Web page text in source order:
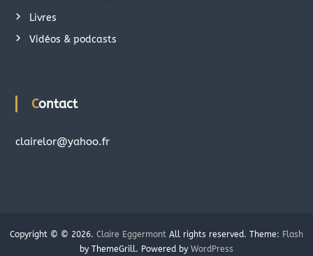
Livres
Vidéos & podcasts
Contact
clairelor@yahoo.fr
Copyright © © 2026. Claire Eggermont All rights reserved. Theme: Flash
by ThemeGrill. Powered by WordPress